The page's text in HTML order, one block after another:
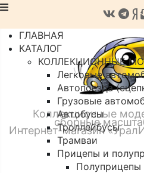
Коллекционные
сборные
Интернет-магазин
ГЛАВНАЯ
КАТАЛОГ
КОЛЛЕКЦИОННЫЕ
Легковые
Автопоезда
Грузовые
Автобусы
Троллейбусы
Трамваи
Прицепы и
Полуприцепы